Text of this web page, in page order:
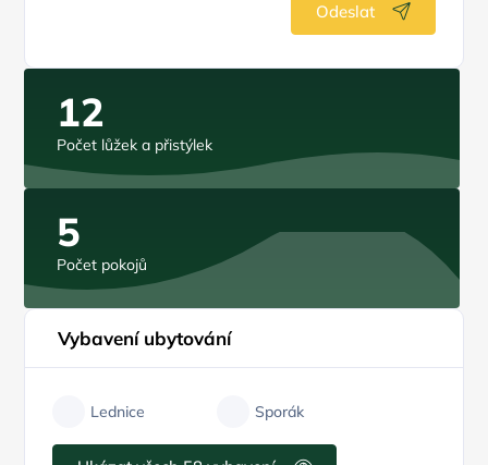
Odeslat
12
Počet lůžek a přistýlek
5
Počet pokojů
Vybavení ubytování
Lednice Sporák